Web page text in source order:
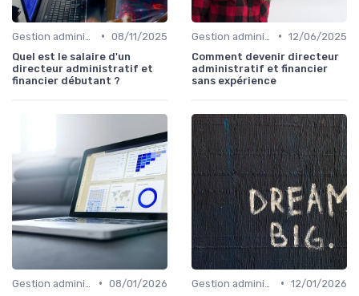
• 08/11/2025
Quel est le salaire d'un
directeur administratif et
financier débutant ?
• 12/06/2025
Comment devenir directeur
administratif et financier
sans expérience
• 08/01/2026
• 12/01/2026